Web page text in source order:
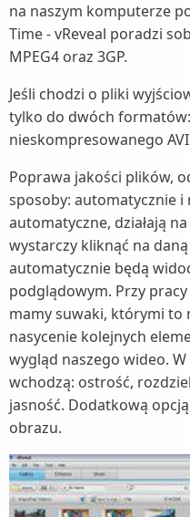
na naszym komputerze
Time - vReveal poradzi
MPEG4 oraz 3GP.
Jeśli chodzi o pliki
tylko do dwóch
nieskompresowanego
Poprawa jakości plików,
sposoby: automatycznie i
automatyczne, działają
wystarczy kliknąć na
automatycznie będą
podglądowym. Przy
mamy suwaki, którymi to
nasycenie kolejnych
wygląd naszego wideo.
wchodzą: ostrość,
jasność. Dodatkową
obrazu.